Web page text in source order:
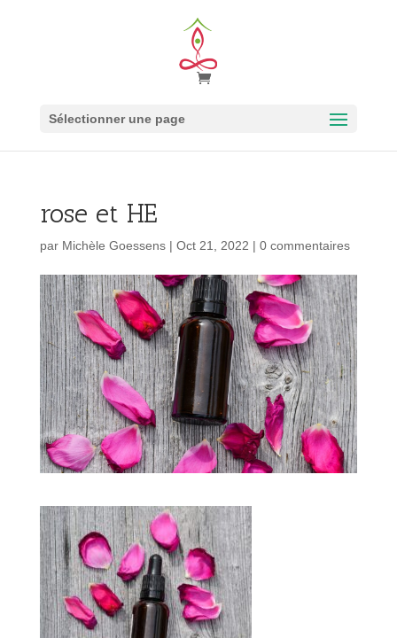
Sélectionner une page
rose et HE
par Michèle Goessens| Oct 21, 2022 | 0 commentaires